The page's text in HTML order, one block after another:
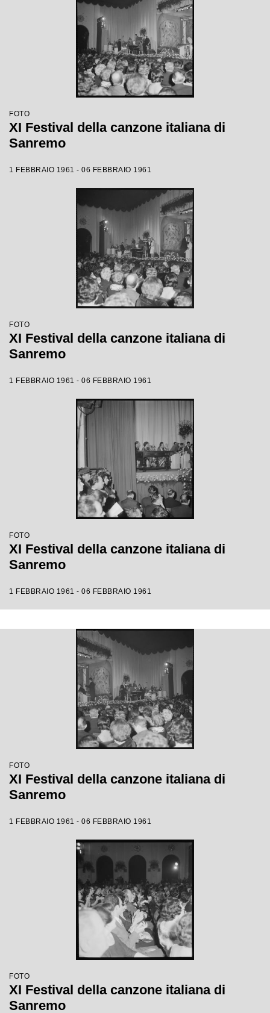
FOTO
XI Festival della canzone italiana di
Sanremo
1 FEBBRAIO 1961 - 06 FEBBRAIO 1961
FOTO
XI Festival della canzone italiana di
Sanremo
1 FEBBRAIO 1961 - 06 FEBBRAIO 1961
FOTO
XI Festival della canzone italiana di
Sanremo
1 FEBBRAIO 1961 - 06 FEBBRAIO 1961
FOTO
XI Festival della canzone italiana di
Sanremo
1 FEBBRAIO 1961 - 06 FEBBRAIO 1961
FOTO
XI Festival della canzone italiana di
Sanremo